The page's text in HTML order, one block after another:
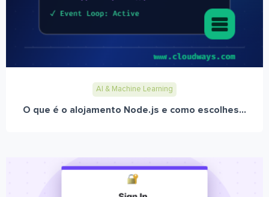
AI & Machine Learning
O que é o alojamento Node.js e como escolhes...